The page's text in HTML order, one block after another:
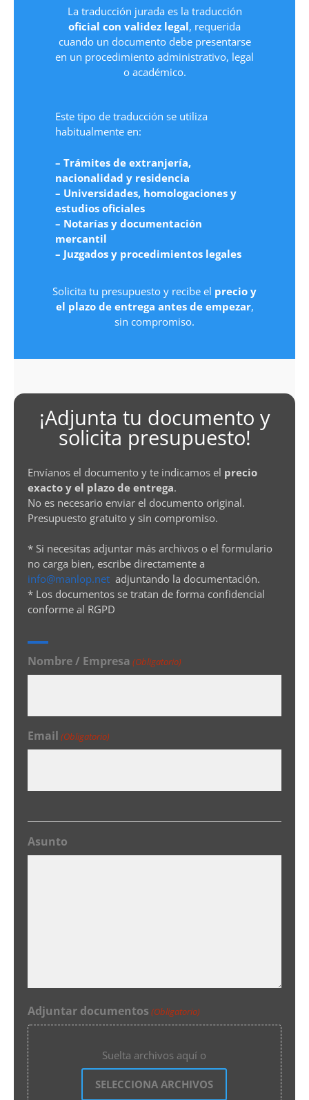
La traducción jurada es la traducción
oficial con validez legal, requerida
cuando un documento debe presentarse
en un procedimiento administrativo, legal
o académico.
Este tipo de traducción se utiliza
habitualmente en:
– Trámites de extranjería,
nacionalidad y residencia
– Universidades, homologaciones y
estudios oficiales
– Notarías y documentación
mercantil
– Juzgados y procedimientos legales
Solicita tu presupuesto y recibe el precio y
el plazo de entrega antes de empezar,
sin compromiso.
¡Adjunta tu documento y
solicita presupuesto!
Envíanos el documento y te indicamos el precio
exacto y el plazo de entrega.
No es necesario enviar el documento original.
Presupuesto gratuito y sin compromiso.
* Si necesitas adjuntar más archivos o el formulario
no carga bien, escribe directamente a
info@manlop.net adjuntando la documentación.
* Los documentos se tratan de forma confidencial
conforme al RGPD
Nombre / Empresa (Obligatorio)
Email (Obligatorio)
Asunto
Adjuntar documentos (Obligatorio)
Suelta archivos aquí o
SELECCIONA ARCHIVOS